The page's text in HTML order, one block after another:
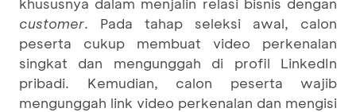
customer. Pada tahap seleksi awal, calon
peserta cukup membuat video perkenalan
singkat dan mengunggah di profil LinkedIn
pribadi. Kemudian, calon peserta wajib
mengunggah link video perkenalan dan mengisi